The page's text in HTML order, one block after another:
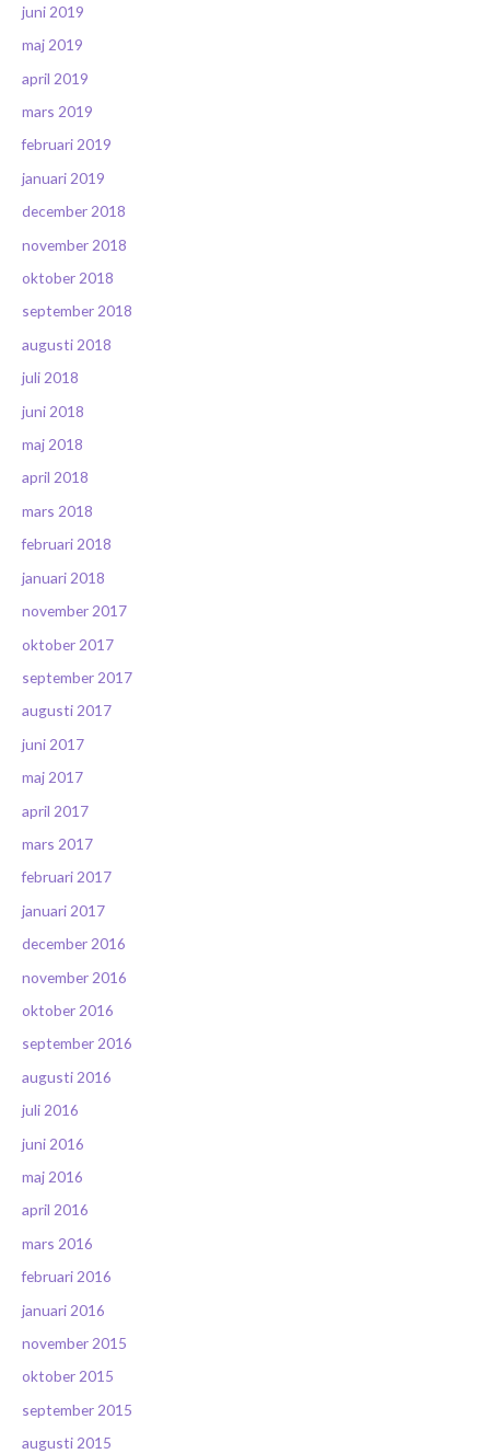
juni 2019
maj 2019
april 2019
mars 2019
februari 2019
januari 2019
december 2018
november 2018
oktober 2018
september 2018
augusti 2018
juli 2018
juni 2018
maj 2018
april 2018
mars 2018
februari 2018
januari 2018
november 2017
oktober 2017
september 2017
augusti 2017
juni 2017
maj 2017
april 2017
mars 2017
februari 2017
januari 2017
december 2016
november 2016
oktober 2016
september 2016
augusti 2016
juli 2016
juni 2016
maj 2016
april 2016
mars 2016
februari 2016
januari 2016
november 2015
oktober 2015
september 2015
augusti 2015